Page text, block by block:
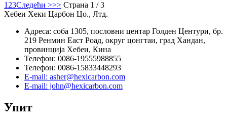
1 23Следећи >>> Страна 1 / 3
Хебеи Хеки Царбон Цо., Лтд.
Адреса: соба 1305, пословни центар Голден Центури, бр.
219 Ренмин Еаст Роад, округ цонгтаи, град Хандан,
провинција Хебеи, Кина
Телефон: 0086-19555988855
Телефон: 0086-15833448293
E-mail: asher@hexicarbon.com
E-mail: john@hexicarbon.com
Упит